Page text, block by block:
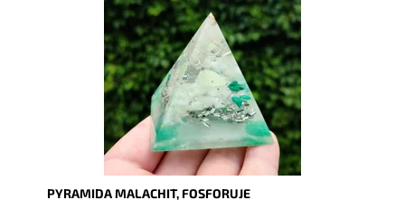
Dostupnost:
Vyprodáno
8728
PYRAMIDA MALACHIT, FOSFORUJE